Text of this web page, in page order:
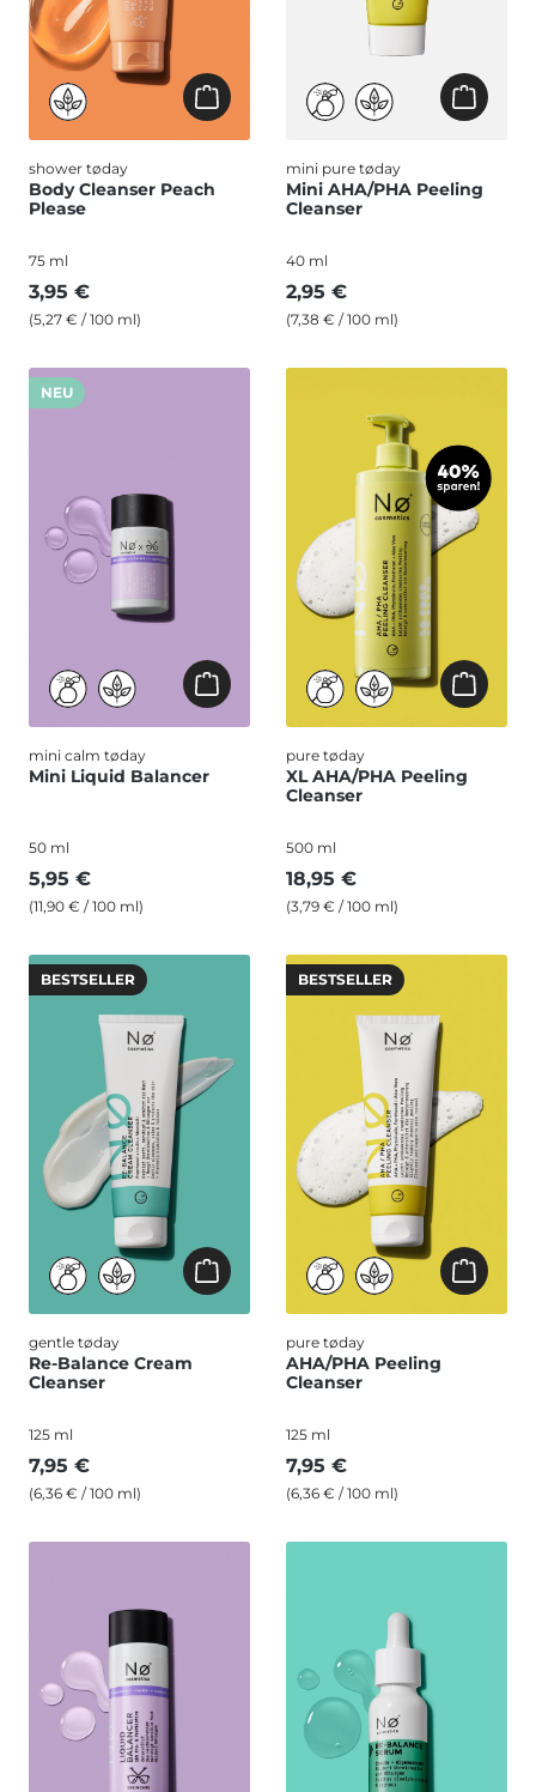
shower tøday
Body Cleanser Peach
Please
75 ml
3,95 €
(5,27 € / 100 ml)
mini pure tøday
Mini AHA/PHA Peeling
Cleanser
40 ml
2,95 €
(7,38 € / 100 ml)
NEU
mini calm tøday
Mini Liquid Balancer
50 ml
5,95 €
(11,90 € / 100 ml)
pure tøday
XL AHA/PHA Peeling
Cleanser
500 ml
18,95 €
(3,79 € / 100 ml)
BESTSELLER
gentle tøday
Re-Balance Cream
Cleanser
125 ml
7,95 €
(6,36 € / 100 ml)
BESTSELLER
pure tøday
AHA/PHA Peeling
Cleanser
125 ml
7,95 €
(6,36 € / 100 ml)